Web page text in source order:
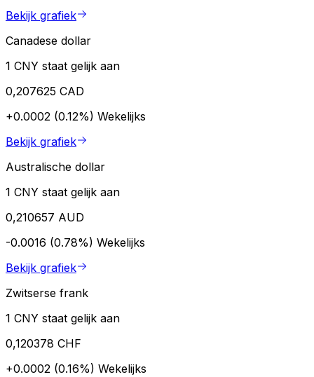
Bekijk grafiek
Canadese dollar
1 CNY staat gelijk aan
0,207625 CAD
+0.0002 (0.12%) Wekelijks
Bekijk grafiek
Australische dollar
1 CNY staat gelijk aan
0,210657 AUD
-0.0016 (0.78%) Wekelijks
Bekijk grafiek
Zwitserse frank
1 CNY staat gelijk aan
0,120378 CHF
+0.0002 (0.16%) Wekelijks